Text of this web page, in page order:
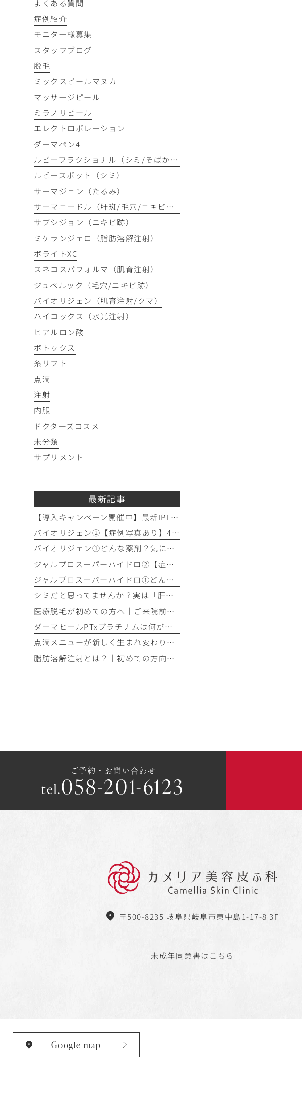
よくある質問
症例紹介
モニター様募集
スタッフブログ
脱毛
ミックスピールマヌカ
マッサージピール
ミラノリピール
エレクトロポレーション
ダーマペン4
ルビーフラクショナル（シミ/そばかす）
ルビースポット（シミ）
サーマジェン（たるみ）
サーマニードル（肝斑/毛穴/ニキビ跡）
サブシジョン（ニキビ跡）
ミケランジェロ（脂肪溶解注射）
ボライトXC
スネコスパフォルマ（肌育注射）
ジュベルック（毛穴/ニキビ跡）
バイオリジェン（肌育注射/クマ）
ハイコックス（水光注射）
ヒアルロン酸
ボトックス
糸リフト
点滴
注射
内服
ドクターズコスメ
未分類
サプリメント
最新記事
【導入キャンペーン開催中】最新IPL「ステラM22」で透明感のある素肌へ
バイオリジェン②【症例写真あり】40代女性：目元の小じわ改善
バイオリジェン①どんな薬剤？気になる効果やダウンタイムについて解説
ジャルプロスーパーハイドロ②【症例写真あり】50代女性：ほうれい線・口横たるみ改善【手打ち注射】
ジャルプロスーパーハイドロ①どんな薬剤？手打ちとハイコックスの違いも解説
シミだと思ってませんか？実は「肝斑」かもしれません
医療脱毛が初めての方へ│ご来院前の「剃毛」がとても大切な理由
ダーマヒールPTxプラチナムは何が違う？│他の肌育製剤との違いを解説
点滴メニューが新しく生まれ変わりました！プレミアム美容点滴・プレミアム疲労回復点滴がスタート
脂肪溶解注射とは？｜初めての方向け解説
ご予約・お問い合わせ
tel.058-201-6123
〒500-8235 岐阜県岐阜市東中島1-17-8 3F
未成年同意書はこちら
Google map